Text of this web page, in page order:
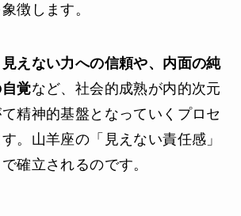
徴します。
見えない力への信頼や、内面の純
覚など、社会的成熟が内的次元
精神的基盤となっていくプロセ
。山羊座の「見えない責任感」
確立されるのです。